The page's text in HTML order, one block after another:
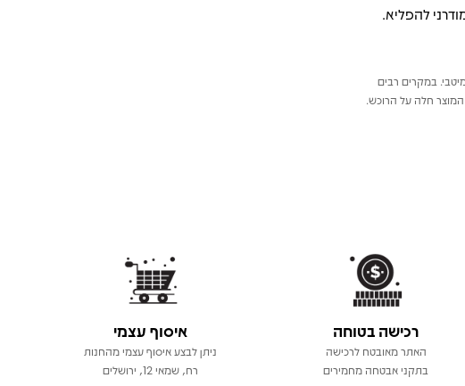
להפליא.
במקרים רבים
המוצר חלה על הרוכש.
רכישה בטוחה
האתר מאובטח לרכישה
בתקני אבטחה מחמירים
איסוף עצמי
ניתן לבצע איסוף עצמי מהחנות
רח, שמאי 12, ירושלים